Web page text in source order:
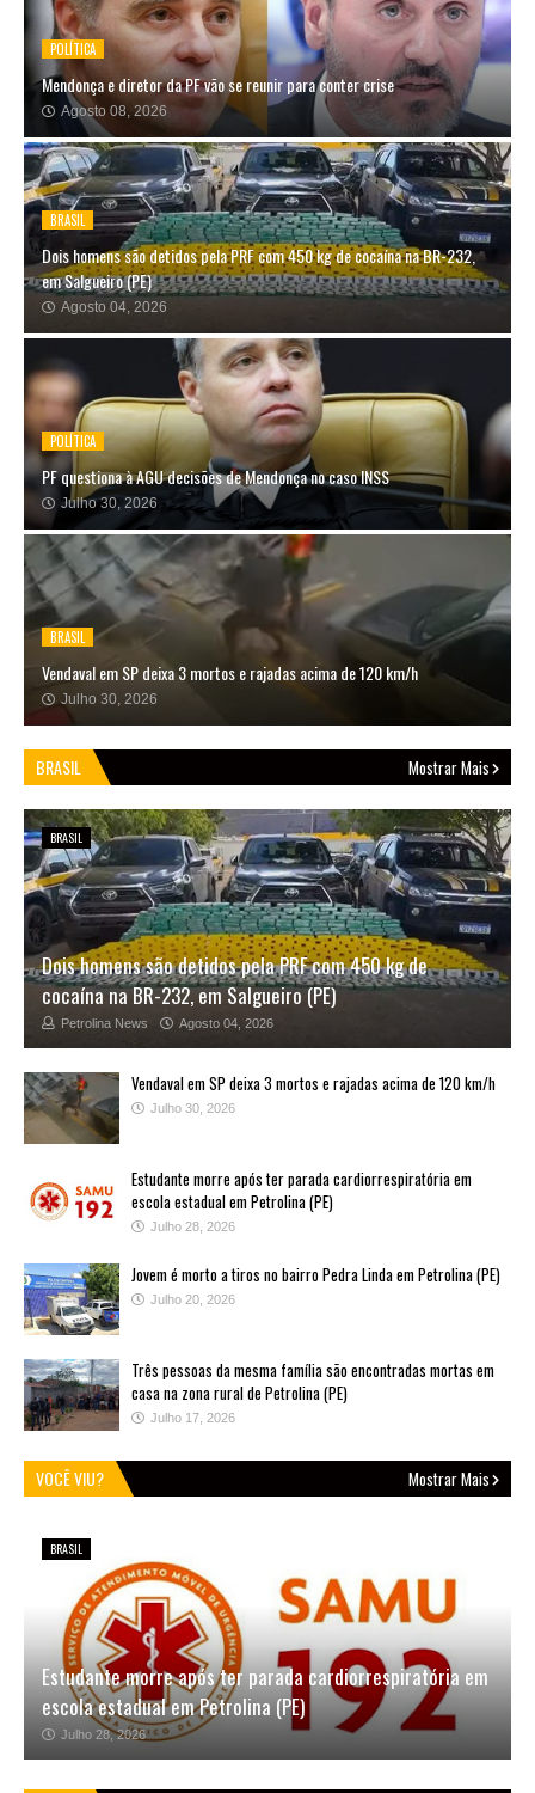
POLÍTICA
Mendonça e diretor da PF vão se reunir para conter crise
Agosto 08, 2026
BRASIL
Dois homens são detidos pela PRF com 450 kg de cocaína na BR-232,
em Salgueiro (PE)
Agosto 04, 2026
POLÍTICA
PF questiona à AGU decisões de Mendonça no caso INSS
Julho 30, 2026
BRASIL
Vendaval em SP deixa 3 mortos e rajadas acima de 120 km/h
Julho 30, 2026
BRASIL Mostrar Mais
BRASIL
Dois homens são detidos pela PRF com 450 kg de
cocaína na BR-232, em Salgueiro (PE)
Petrolina News Agosto 04, 2026
Vendaval em SP deixa 3 mortos e rajadas acima de 120 km/h
Julho 30, 2026
Estudante morre após ter parada cardiorrespiratória em
escola estadual em Petrolina (PE)
Julho 28, 2026
Jovem é morto a tiros no bairro Pedra Linda em Petrolina (PE)
Julho 20, 2026
Três pessoas da mesma família são encontradas mortas em
casa na zona rural de Petrolina (PE)
Julho 17, 2026
VOCÊ VIU? Mostrar Mais
POLÍTICA
Haddad é oficializado candidato ao governo de São Paulo
Julho 25, 2026